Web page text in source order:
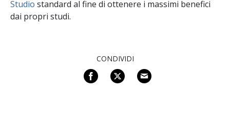
Studio standard al fine di ottenere i massimi benefici
dai propri studi.
CONDIVIDI